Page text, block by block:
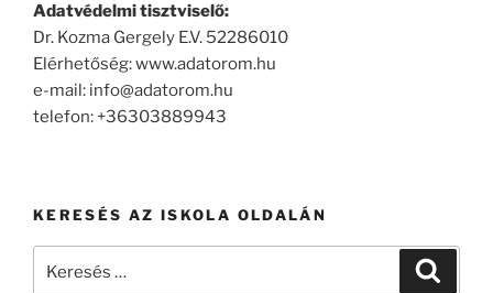
Adatvédelmi tisztviselő:
Dr. Kozma Gergely E.V. 52286010
Elérhetőség: www.adatorom.hu
e-mail: info@adatorom.hu
telefon: +36303889943
KERESÉS AZ ISKOLA OLDALÁN